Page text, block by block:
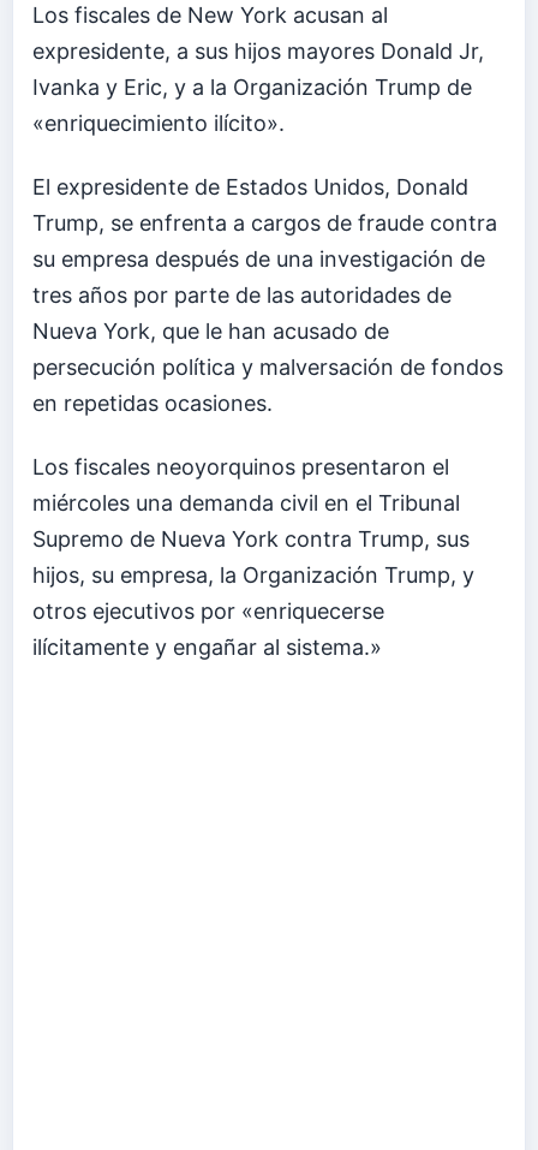
Los fiscales de New York acusan al
expresidente, a sus hijos mayores Donald Jr,
Ivanka y Eric, y a la Organización Trump de
«enriquecimiento ilícito».
El expresidente de Estados Unidos, Donald
Trump, se enfrenta a cargos de fraude contra
su empresa después de una investigación de
tres años por parte de las autoridades de
Nueva York, que le han acusado de
persecución política y malversación de fondos
en repetidas ocasiones.
Los fiscales neoyorquinos presentaron el
miércoles una demanda civil en el Tribunal
Supremo de Nueva York contra Trump, sus
hijos, su empresa, la Organización Trump, y
otros ejecutivos por «enriquecerse
ilícitamente y engañar al sistema.»